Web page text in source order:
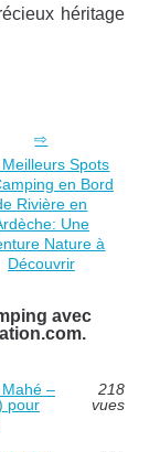
héritage
Spots
en Bord
Rivière en
Une
Nature à
Découvrir
avec
–
pour
218
vues